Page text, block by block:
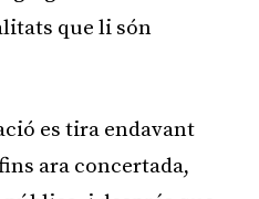
que li són
es tira endavant
ara concertada,